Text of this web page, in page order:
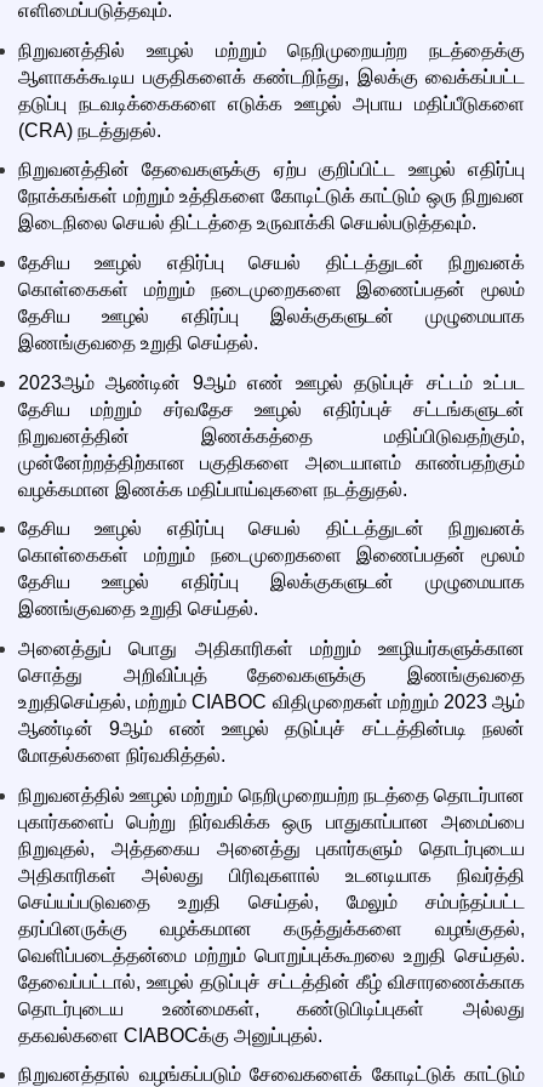
எளிமைப்படுத்தவும்.
நிறுவனத்தில் ஊழல் மற்றும் நெறிமுறையற்ற நடத்தைக்கு
ஆளாகக்கூடிய பகுதிகளைக் கண்டறிந்து, இலக்கு வைக்கப்பட்ட
தடுப்பு நடவடிக்கைகளை எடுக்க ஊழல் அபாய மதிப்பீடுகளை
(CRA) நடத்துதல்.
நிறுவனத்தின் தேவைகளுக்கு ஏற்ப குறிப்பிட்ட ஊழல் எதிர்ப்பு
நோக்கங்கள் மற்றும் உத்திகளை கோடிட்டுக் காட்டும் ஒரு நிறுவன
இடைநிலை செயல் திட்டத்தை உருவாக்கி செயல்படுத்தவும்.
தேசிய ஊழல் எதிர்ப்பு செயல் திட்டத்துடன் நிறுவனக்
கொள்கைகள் மற்றும் நடைமுறைகளை இணைப்பதன் மூலம்
தேசிய ஊழல் எதிர்ப்பு இலக்குகளுடன் முழுமையாக
இணங்குவதை உறுதி செய்தல்.
2023ஆம் ஆண்டின் 9ஆம் எண் ஊழல் தடுப்புச் சட்டம் உட்பட
தேசிய மற்றும் சர்வதேச ஊழல் எதிர்ப்புச் சட்டங்களுடன்
நிறுவனத்தின் இணக்கத்தை மதிப்பிடுவதற்கும்,
முன்னேற்றத்திற்கான பகுதிகளை அடையாளம் காண்பதற்கும்
வழக்கமான இணக்க மதிப்பாய்வுகளை நடத்துதல்.
தேசிய ஊழல் எதிர்ப்பு செயல் திட்டத்துடன் நிறுவனக்
கொள்கைகள் மற்றும் நடைமுறைகளை இணைப்பதன் மூலம்
தேசிய ஊழல் எதிர்ப்பு இலக்குகளுடன் முழுமையாக
இணங்குவதை உறுதி செய்தல்.
அனைத்துப் பொது அதிகாரிகள் மற்றும் ஊழியர்களுக்கான
சொத்து அறிவிப்புத் தேவைகளுக்கு இணங்குவதை
உறுதிசெய்தல், மற்றும் CIABOC விதிமுறைகள் மற்றும் 2023 ஆம்
ஆண்டின் 9ஆம் எண் ஊழல் தடுப்புச் சட்டத்தின்படி நலன்
மோதல்களை நிர்வகித்தல்.
நிறுவனத்தில் ஊழல் மற்றும் நெறிமுறையற்ற நடத்தை தொடர்பான
புகார்களைப் பெற்று நிர்வகிக்க ஒரு பாதுகாப்பான அமைப்பை
நிறுவுதல், அத்தகைய அனைத்து புகார்களும் தொடர்புடைய
அதிகாரிகள் அல்லது பிரிவுகளால் உடனடியாக நிவர்த்தி
செய்யப்படுவதை உறுதி செய்தல், மேலும் சம்பந்தப்பட்ட
தரப்பினருக்கு வழக்கமான கருத்துக்களை வழங்குதல்,
வெளிப்படைத்தன்மை மற்றும் பொறுப்புக்கூறலை உறுதி செய்தல்.
தேவைப்பட்டால், ஊழல் தடுப்புச் சட்டத்தின் கீழ் விசாரணைக்காக
தொடர்புடைய உண்மைகள், கண்டுபிடிப்புகள் அல்லது
தகவல்களை CIABOCக்கு அனுப்புதல்.
நிறுவனத்தால் வழங்கப்படும் சேவைகளைக் கோடிட்டுக் காட்டும்